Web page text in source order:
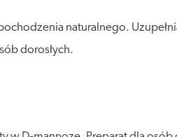
naturalnego.
dorosłych.